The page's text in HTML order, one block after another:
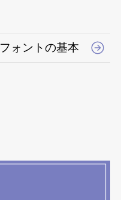
フォントの基本